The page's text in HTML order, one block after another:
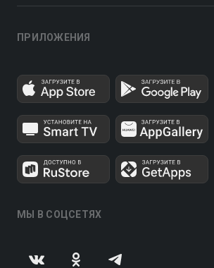
ПРИЛОЖЕНИЯ
МЫ В СОЦСЕТЯХ